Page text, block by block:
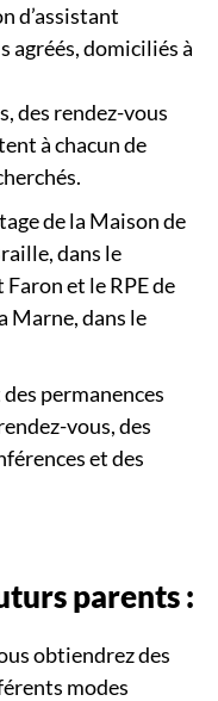
d’assistant
agréés, domiciliés à
des rendez-vous
à chacun de
de la Maison de
dans le
et le RPE de
Marne, dans le
permanences
vous, des
et des
parents :
obtiendrez des
modes